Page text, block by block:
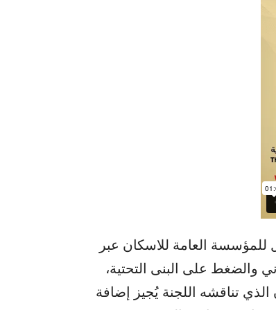
للمؤسسة العامة للاسكان عبر
والضغط على البنى التحتية،
تناقشه اللجنة يُجيز إضافة